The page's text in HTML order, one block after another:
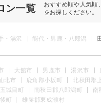
ン一覧
おすすめ順や人気順
をお探しください。
・湯沢 能代・男鹿・八郎潟
大館市 男鹿市 湯沢市
北市 鹿角郡小坂町 北秋田郡
城目町 南秋田郡八郎潟町 南
町 雄勝郡東成瀬村